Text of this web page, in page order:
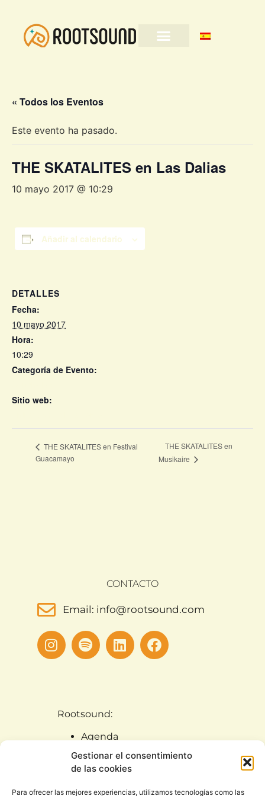
Gestionar el consentimiento
de las cookies
Para ofrecer las mejores experiencias, utilizamos tecnologías como las
« Todos los Eventos
Este evento ha pasado.
THE SKATALITES en Las Dalias
10 mayo 2017 @ 10:29
Añadir al calendario
DETALLES
Fecha:
10 mayo 2017
Hora:
10:29
Categoría de Evento:
Sitio web:
THE SKATALITES en Festival
Guacamayo
THE SKATALITES en
Musikaire
CONTACTO
Email: info@rootsound.com
Rootsound:
Agenda
Artistas
Noticias
somos)